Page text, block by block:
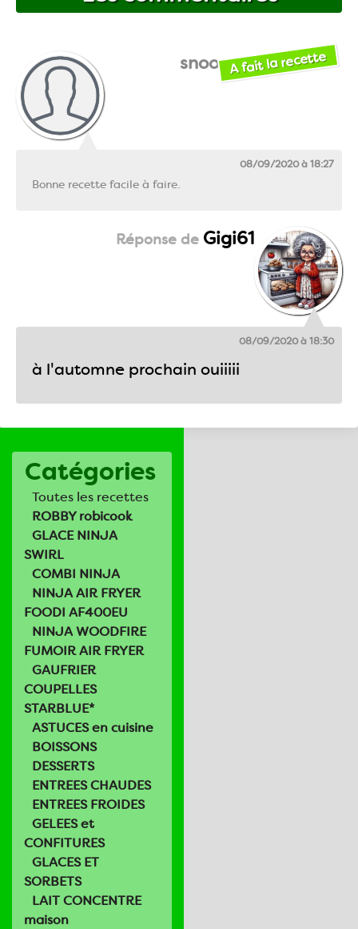
Catégories
Toutes les recettes
ROBBY robicook
GLACE NINJA
SWIRL
COMBI NINJA
NINJA AIR FRYER
FOODI AF400EU
NINJA WOODFIRE
FUMOIR AIR FRYER
GAUFRIER
COUPELLES
STARBLUE*
ASTUCES en cuisine
BOISSONS
DESSERTS
ENTREES CHAUDES
ENTREES FROIDES
GELEES et
CONFITURES
GLACES ET
SORBETS
LAIT CONCENTRE
maison
snoopymoA fait la recette
08/09/2020 à 18:27
Bonne recette facile à faire.
Gigi61
08/09/2020 à 18:30
à l'automne prochain ouiiiii